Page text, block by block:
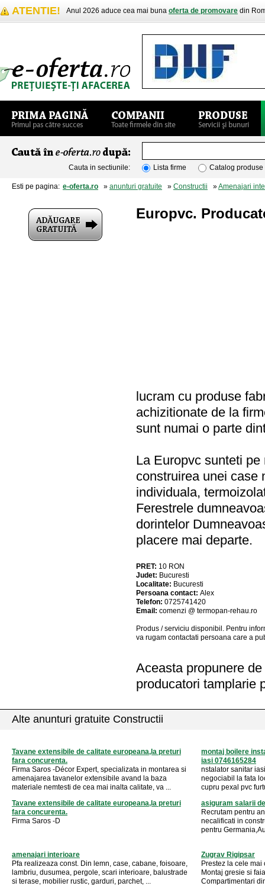
ATENTIE! Anul 2026 aduce cea mai buna oferta de promovare din
Cauta in sectiunile: Lista firme Catalog produse
Esti pe pagina: e-oferta.ro » anunturi gratuite » Constructii »Amenajari
Europvc.
lucram cu produse
achizitionate de la
sunt numai o parte
La Europvc sunteti
construirea unei case
individuala,
Ferestrele
dorintelor
placere mai departe.
PRET: 10 RON
Judet: Bucuresti
Localitate: Bucuresti
Persoana contact: Alex
Telefon: 0725741420
Email: comenzi @ termopan-rehau.ro
Produs / serviciu disponibil . Pentru
va rugam contactati persoana care a
Aceasta propunere
producatori tamplarie
Alte anunturi gratuite Constructii
Tavane extensibile de calitate europeana,la preturi
fara concurenta.
Firma Saros -Décor Expert, specializata in montarea si
amenajarea tavanelor extensibile avand la baza
materiale nemtesti de cea mai inalta calitate, va ...
montaj boilere
iasi 0746165284
nstalator sanitar
negociabil la fata
cupru pexal pvc
Tavane extensibile de calitate europeana,la preturi
fara concurenta.
Firma Saros -D
asiguram salarii
Recrutam pentru
necalificati in
pentru
amenajari interioare
Pfa realizeaza const. Din lemn, case, cabane, foisoare,
lambriu, dusumea, pergole, scari interioare, balustrade
si terase, mobilier rustic, garduri, parchet, ...
Zugrav Rigipsar
Prestez la cele
Montaj gresie si
Compartimentari